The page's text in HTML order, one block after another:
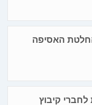
האסיפה
לחברי קיבוץ